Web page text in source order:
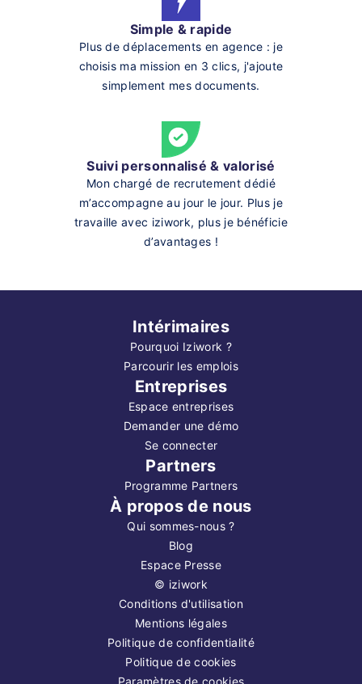
Simple & rapide
Plus de déplacements en agence : je
choisis ma mission en 3 clics, j'ajoute
simplement mes documents.
Suivi personnalisé & valorisé
Mon chargé de recrutement dédié
m’accompagne au jour le jour. Plus je
travaille avec iziwork, plus je bénéficie
d’avantages !
Intérimaires
Pourquoi Iziwork ?
Parcourir les emplois
Entreprises
Espace entreprises
Demander une démo
Se connecter
Partners
Programme Partners
À propos de nous
Qui sommes-nous ?
Blog
Espace Presse
© iziwork
Conditions d'utilisation
Mentions légales
Politique de confidentialité
Politique de cookies
Paramètres de cookies